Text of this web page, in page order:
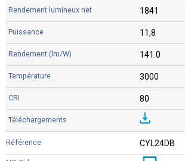
1841
11,8
141.0
3000
80
CYL24DB